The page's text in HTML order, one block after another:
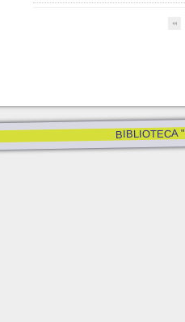
BIBLIOTECA